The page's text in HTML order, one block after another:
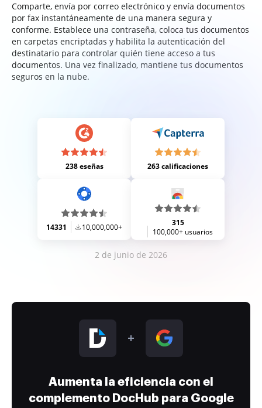
Comparte, envía por correo electrónico y envía documentos
por fax instantáneamente de una manera segura y
conforme. Establece una contraseña, coloca tus documentos
en carpetas encriptadas y habilita la autenticación del
destinatario para controlar quién tiene acceso a tus
documentos. Una vez finalizado, mantiene tus documentos
seguros en la nube.
238 eseñas 263 calificaciones
14331 10,000,000+
315
100,000+ usuarios
2 de junio de 2026
Aumenta la eficiencia con el
complemento DocHub para Google